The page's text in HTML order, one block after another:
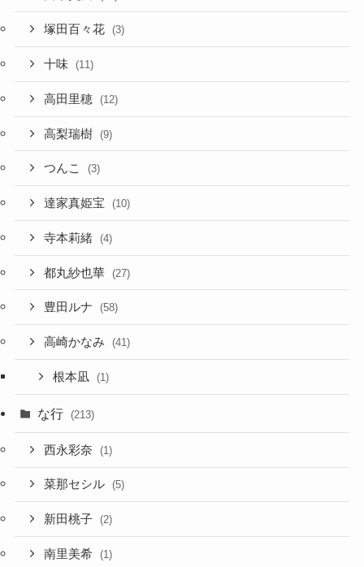
塚田百々花 (3)
十味 (11)
高田里穂 (12)
高梨瑞樹 (9)
つんこ (3)
達家真姫宝 (10)
寺本莉緒 (4)
都丸紗也華 (27)
豊田ルナ (58)
高崎かなみ (41)
根本凪 (1)
な行 (213)
西永彩奈 (1)
菜那セシル (5)
新田桃子 (2)
南里美希 (1)